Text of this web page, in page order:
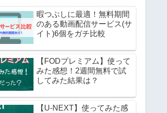
暇つぶしに最適！無料期間
のある動画配信サービス(サ
イト)6個をガチ比較
【FODプレミアム】使って
みた感想！2週間無料で試
してみた結果は？
【U-NEXT】使ってみた感